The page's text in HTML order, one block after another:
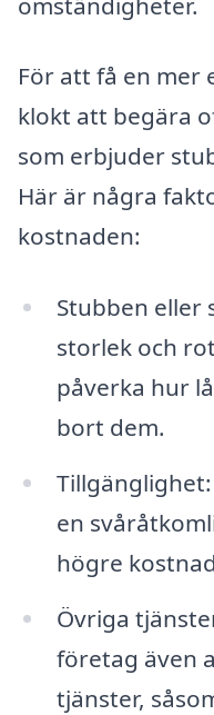
För att få en mer
klokt att begära
som erbjuder
Här är några
kostnaden:
Stubben eller
storlek och
påverka hur
bort dem.
en
högre
Övriga
företag även
tjänster,